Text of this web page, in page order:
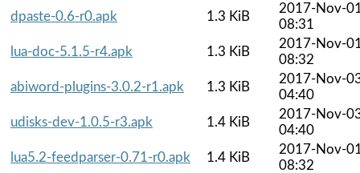
dpaste-0.6-r0.apk
1.3 KiB
2017-Nov-
08:31
lua-doc-5.1.5-r4.apk
1.3 KiB
2017-Nov-
08:32
abiword-plugins-3.0.2-r1.apk
1.3 KiB
2017-Nov-
04:40
udisks-dev-1.0.5-r3.apk
1.4 KiB
2017-Nov-
04:40
lua5.2-feedparser-0.71-r0.apk
1.4 KiB
2017-Nov-
08:32